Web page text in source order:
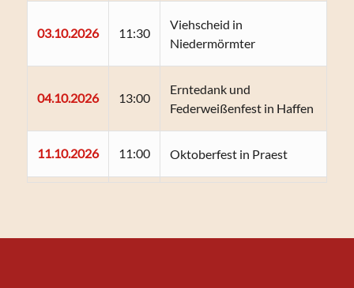
03.10.2026 11:30
Viehscheid in
Niedermörmter
04.10.2026 13:00
Erntedank und
Federweißenfest in Haffen
11.10.2026 11:00 Oktoberfest in Praest